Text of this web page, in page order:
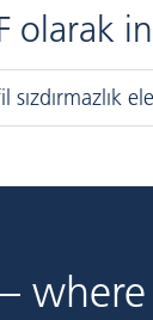
olarak
–